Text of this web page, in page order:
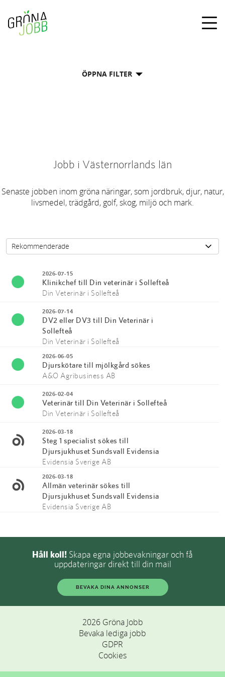
ÖPPNA FILTER
Jobb i Västernorrlands län
Senaste jobben inom gröna näringar, som jordbruk, djur, natur,
livsmedel, trädgård, golf, skog, miljö och mark.
2026-07-15
Klinikchef till Din veterinär i Sollefteå
Din Veterinär i Sollefteå
2026-07-14
DV2 eller DV3 till Din Veterinär i
Sollefteå
Din Veterinär i Sollefteå
2026-06-05
Djurskötare till mjölkgård sökes
A&O Agribusiness AB
2026-02-04
Veterinär till Din Veterinär i Sollefteå
Din Veterinär i Sollefteå
2026-03-18
Steg 1 specialist sökes till
Djursjukhuset Sundsvall Evidensia
Evidensia Sverige AB
2026-03-18
Allmän veterinär sökes till
Djursjukhuset Sundsvall Evidensia
Evidensia Sverige AB
Håll koll! Skapa egna jobbevakningar och få
uppdateringar direkt till din mail
BEVAKA DINA ANNONSER
2026 Gröna Jobb
Bevaka lediga jobb
GDPR
Cookies